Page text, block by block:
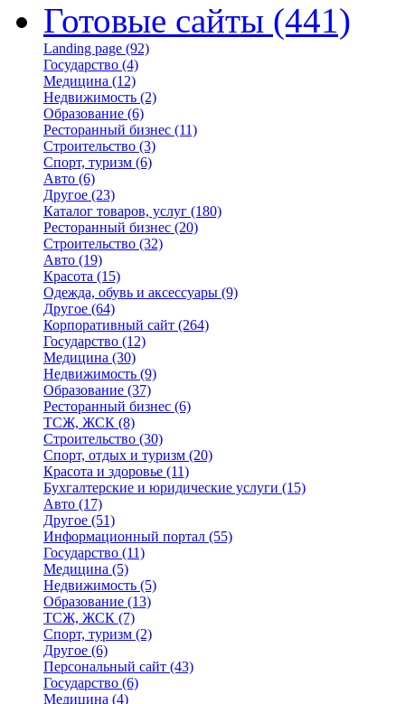
Готовые сайты (441)
Landing page (92)
Государство (4)
Медицина (12)
Недвижимость (2)
Образование (6)
Ресторанный бизнес (11)
Строительство (3)
Спорт, туризм (6)
Авто (6)
Другое (23)
Каталог товаров, услуг (180)
Ресторанный бизнес (20)
Строительство (32)
Авто (19)
Красота (15)
Одежда, обувь и аксессуары (9)
Другое (64)
Корпоративный сайт (264)
Государство (12)
Медицина (30)
Недвижимость (9)
Образование (37)
Ресторанный бизнес (6)
ТСЖ, ЖСК (8)
Строительство (30)
Спорт, отдых и туризм (20)
Красота и здоровье (11)
Бухгалтерские и юридические услуги (15)
Авто (17)
Другое (51)
Информационный портал (55)
Государство (11)
Медицина (5)
Недвижимость (5)
Образование (13)
ТСЖ, ЖСК (7)
Спорт, туризм (2)
Другое (6)
Персональный сайт (43)
Государство (6)
Медицина (4)